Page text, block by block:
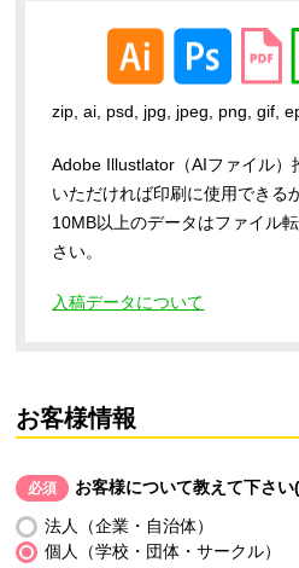
zip, ai, psd, jpg, jpeg, png, gif,
Adobe Illustlator（AIファイル）
いただければ印刷に使用できる
10MB以上のデータはファイル
さい。
入稿データについて
お客様情報
必須 お客様について教えて下さい
法人（企業・自治体）
個人（学校・団体・サークル）